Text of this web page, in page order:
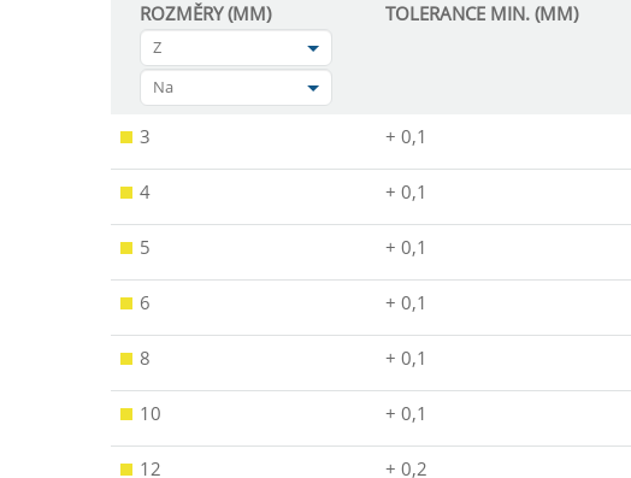
ROZMĚRY (MM)
Z
Na
TOLERANCE MIN. (MM)
3 + 0,1
4 + 0,1
5 + 0,1
6 + 0,1
8 + 0,1
10 + 0,1
12 + 0,2